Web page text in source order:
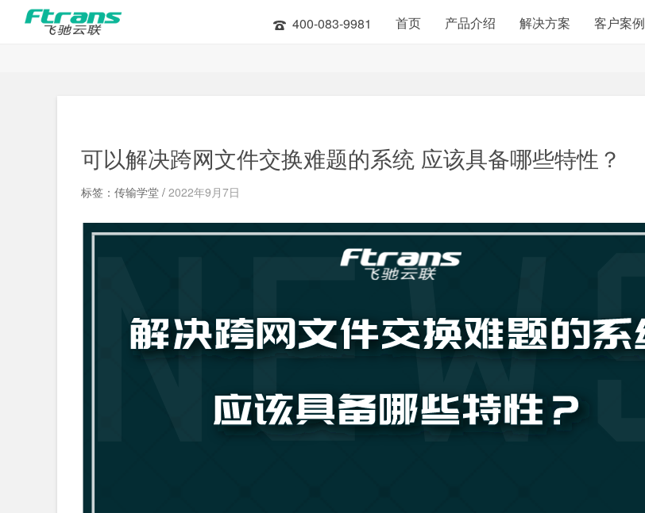
400-083-9981 首页 产品介绍 解决方案 客户案例
可以解决跨网文件交换难题的系统 应该具备哪些特性？
标签：传输学堂 / 2022年9月7日